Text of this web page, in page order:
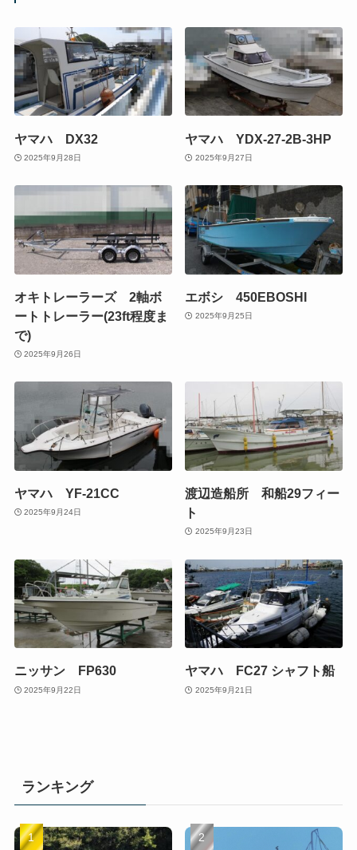
ヤマハ DX32
2025年9月28日
ヤマハ YDX-27-2B-3HP
2025年9月27日
オキトレーラーズ 2軸ボ
ートトレーラー(23ft程度ま
で)
2025年9月26日
エボシ 450EBOSHI
2025年9月25日
ヤマハ YF-21CC
2025年9月24日
渡辺造船所 和船29フィー
ト
2025年9月23日
ニッサン FP630
2025年9月22日
ヤマハ FC27 シャフト船
2025年9月21日
ランキング